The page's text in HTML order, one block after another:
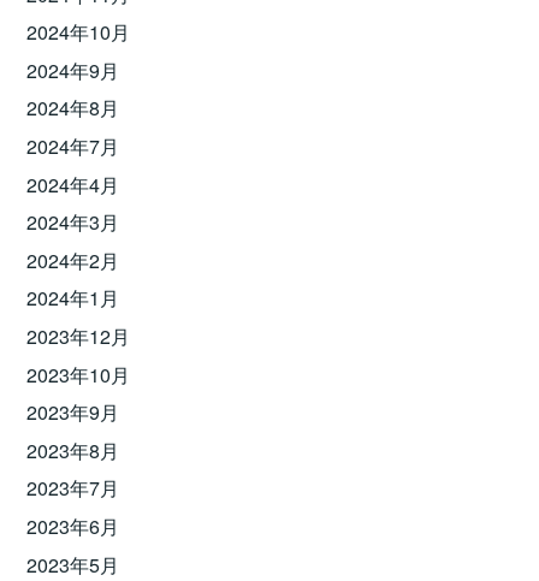
2024年10月
2024年9月
2024年8月
2024年7月
2024年4月
2024年3月
2024年2月
2024年1月
2023年12月
2023年10月
2023年9月
2023年8月
2023年7月
2023年6月
2023年5月